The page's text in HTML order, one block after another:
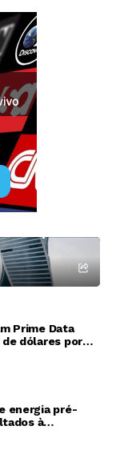
de
suspeitos
Prime Data
dólares por
energia pré-
à